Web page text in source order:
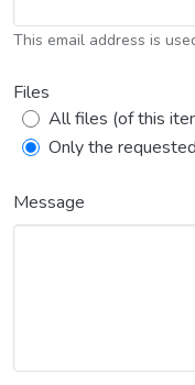
This email address is
Files
All files (of this
Only the
Message